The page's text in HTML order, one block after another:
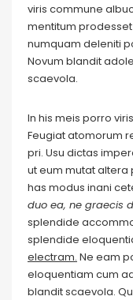
viris commune
mentitum prodesset
numquam deleniti
Novum blandit
scaevola.
In his meis porro
Feugiat atomorum
pri. Usu dictas
ut eum mutat altera
has modus inani
duo ea, ne graecis
splendide
splendide
electram. Ne eam
eloquentiam cum
blandit scaevola.